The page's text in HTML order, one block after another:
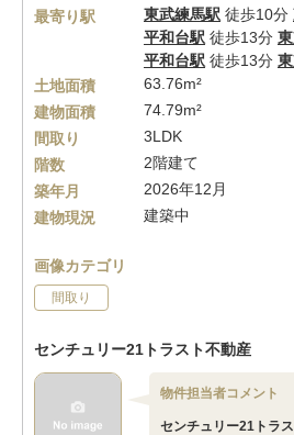
最寄り駅
東武練馬駅 徒歩10分
平和台駅 徒歩13分
平和台駅 徒歩13分
土地面積
63.76m²
建物面積
74.79m²
間取り
3LDK
階数
2階建て
築年月
2026年12月
建物現況
建築中
画像カテゴリ
間取り
センチュリー21トラスト不動産
物件担当者コメント
センチュリー21トラ